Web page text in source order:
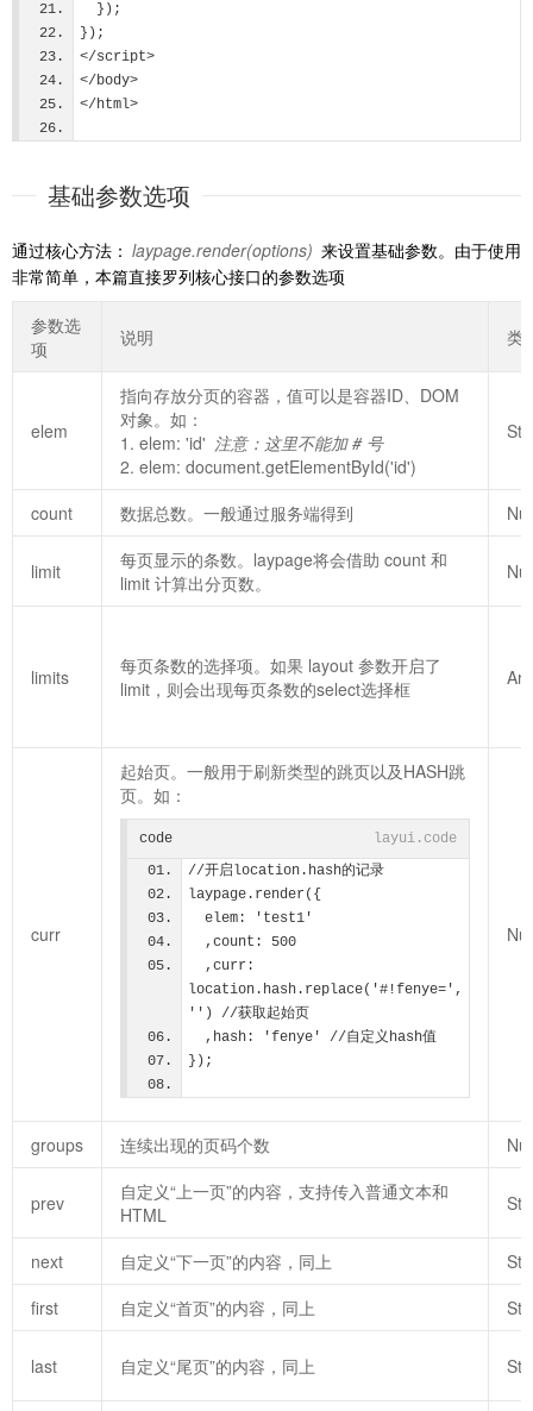
  });
});
</script>
</body>
</html>
基础参数选项
通过核心方法： laypage.render(options) 来设置基础参数。由于使用
非常简单，本篇直接罗列核心接口的参数选项
参数选
项
说明 类
elem
指向存放分页的容器，值可以是容器ID、DOM
对象。如：
1. elem: 'id' 注意：这里不能加 # 号
2. elem: document.getElementById('id')
count 数据总数。一般通过服务端得到
limit
每页显示的条数。laypage将会借助 count 和
limit 计算出分页数。
limits
每页条数的选择项。如果 layout 参数开启了
limit，则会出现每页条数的select选择框
curr
起始页。一般用于刷新类型的跳页以及HASH跳
页。如：
code
layui.code
//开启location.hash的记录
laypage.render({
  elem: 'test1'
  ,count: 500
location.hash.replace('#!fenye=',
'') //获取起始页
  ,hash: 'fenye' //自定义hash值
});
groups 连续出现的页码个数
prev
自定义“上一页”的内容，支持传入普通文本和
HTML
next 自定义“下一页”的内容，同上
first
自定义“首页”的内容，同上
last 自定义“尾页”的内容，同上